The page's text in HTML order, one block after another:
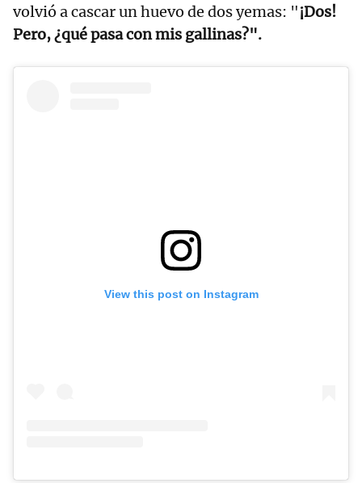
volvió a cascar un huevo de dos yemas: "¡Dos!
Pero, ¿qué pasa con mis gallinas?".
View this post on Instagram